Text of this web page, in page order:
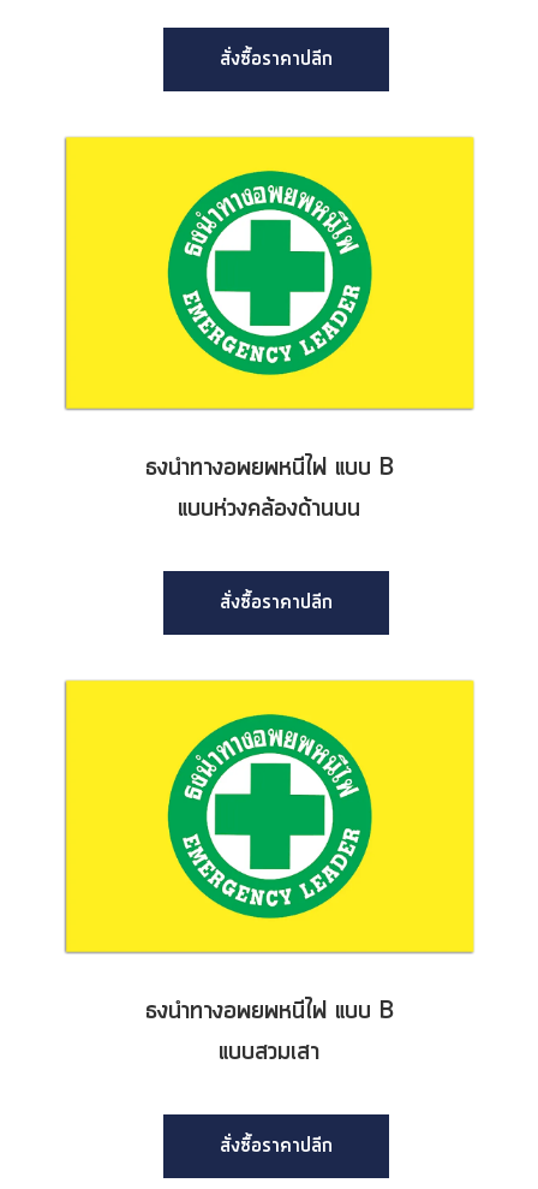
สั่งซื้อราคาปลีก
ธงนำทางอพยพหนีไฟ แบบ B
แบบห่วงคล้องด้านบน
สั่งซื้อราคาปลีก
ธงนำทางอพยพหนีไฟ แบบ B
แบบสวมเสา
สั่งซื้อราคาปลีก